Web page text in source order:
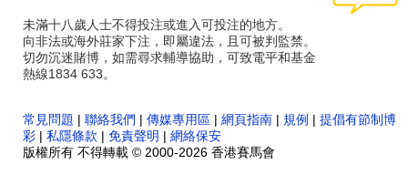
未滿十八歲人士不得投注或進入可投注的地方。
向非法或海外莊家下注，即屬違法，且可被判監禁。
切勿沉迷賭博，如需尋求輔導協助，可致電平和基金
熱線1834 633。
常見問題 | 聯絡我們 | 傳媒專用區 | 網頁指南 | 規例 | 提倡有節制博
彩 | 私隱條款 | 免責聲明 | 網絡保安
版權所有 不得轉載 © 2000-2026 香港賽馬會